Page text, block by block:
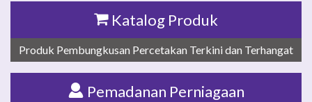
Katalog Produk
Produk Pembungkusan Percetakan Terkini dan Terhangat
Pemadanan Perniagaan